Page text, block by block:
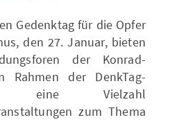
Gedenktag für die Opfer
den 27. Januar, bieten
der Konrad-
Rahmen der DenkTag-
eine Vielzahl
zum Thema